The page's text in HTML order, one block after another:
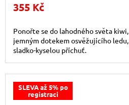
355 Kč
Ponořte se do lahodného světa
jemným dotekem osvěžujícího
sladko-kyselou příchuť.
SLEVA až 5% po
registraci